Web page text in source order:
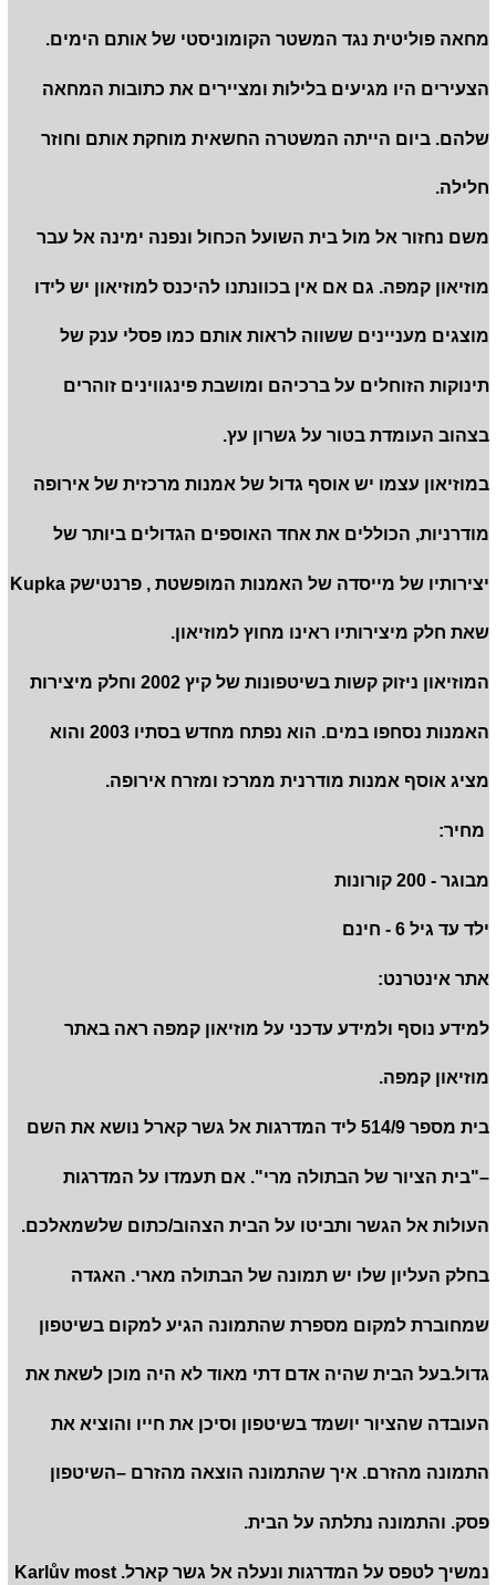
מחאה פוליטית נגד המשטר הקומוניסטי של אותם הימים.
הצעירים היו מגיעים בלילות ומציירים את כתובות המחאה
שלהם. ביום הייתה המשטרה החשאית מוחקת אותם וחוזר
חלילה.
משם נחזור אל מול בית השועל הכחול ונפנה ימינה אל עבר
מוזיאון קמפה. גם אם אין בכוונתנו להיכנס למוזיאון יש לידו
מוצגים מעניינים ששווה לראות אותם כמו פסלי ענק של
תינוקות הזוחלים על ברכיהם ומושבת פינגווינים זוהרים
בצהוב העומדת בטור על גשרון עץ.
במוזיאון עצמו יש אוסף גדול של אמנות מרכזית של אירופה
מודרניות, הכוללים את אחד האוספים הגדולים ביותר של
יצירותיו של מייסדה של האמנות המופשטת , פרנטישק Kupka
שאת חלק מיצירותיו ראינו מחוץ למוזיאון.
המוזיאון ניזוק קשות בשיטפונות של קיץ 2002 וחלק מיצירות
האמנות נסחפו במים. הוא נפתח מחדש בסתיו 2003 והוא
מציג אוסף אמנות מודרנית ממרכז ומזרח אירופה.
מחיר:
מבוגר - 200 קורונות
ילד עד גיל 6 - חינם
אתר אינטרנט:
למידע נוסף ולמידע עדכני על מוזיאון קמפה ראה באתר
מוזיאון קמפה.
בית מספר 514/9 ליד המדרגות אל גשר קארל נושא את השם
–"בית הציור של הבתולה מרי". אם תעמדו על המדרגות
העולות אל הגשר ותביטו על הבית הצהוב/כתום שלשמאלכם.
בחלק העליון שלו יש תמונה של הבתולה מארי. האגדה
שמחוברת למקום מספרת שהתמונה הגיע למקום בשיטפון
גדול.בעל הבית שהיה אדם דתי מאוד לא היה מוכן לשאת את
העובדה שהציור יושמד בשיטפון וסיכן את חייו והוציא את
התמונה מהזרם. איך שהתמונה הוצאה מהזרם –השיטפון
פסק. והתמונה נתלתה על הבית.
נמשיך לטפס על המדרגות ונעלה אל גשר קארל. Karlův most